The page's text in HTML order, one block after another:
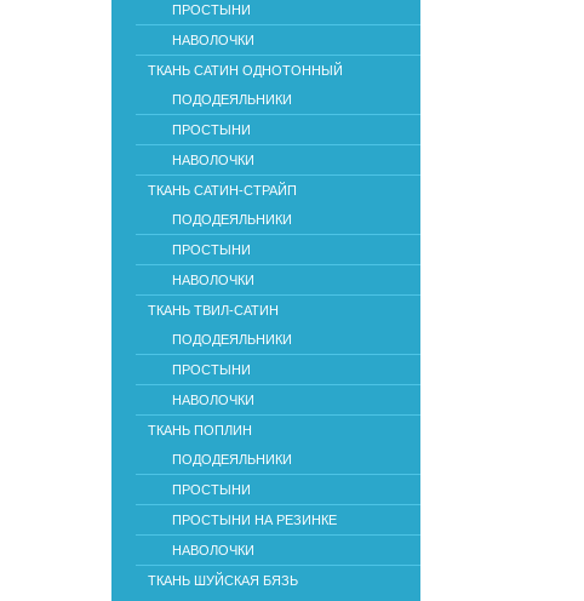
ПРОСТЫНИ
НАВОЛОЧКИ
ТКАНЬ САТИН ОДНОТОННЫЙ
ПОДОДЕЯЛЬНИКИ
ПРОСТЫНИ
НАВОЛОЧКИ
ТКАНЬ САТИН-СТРАЙП
ПОДОДЕЯЛЬНИКИ
ПРОСТЫНИ
НАВОЛОЧКИ
ТКАНЬ ТВИЛ-САТИН
ПОДОДЕЯЛЬНИКИ
ПРОСТЫНИ
НАВОЛОЧКИ
ТКАНЬ ПОПЛИН
ПОДОДЕЯЛЬНИКИ
ПРОСТЫНИ
ПРОСТЫНИ НА РЕЗИНКЕ
НАВОЛОЧКИ
ТКАНЬ ШУЙСКАЯ БЯЗЬ